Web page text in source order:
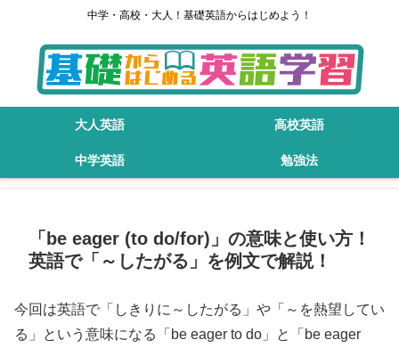
中学・高校・大人！基礎英語からはじめよう！
大人英語 高校英語
中学英語 勉強法
「be eager (to do/for)」の意味と使い方！
英語で「～したがる」を例文で解説！
今回は英語で「しきりに～したがる」や「～を熱望してい
る」という意味になる「be eager to do」と「be eager